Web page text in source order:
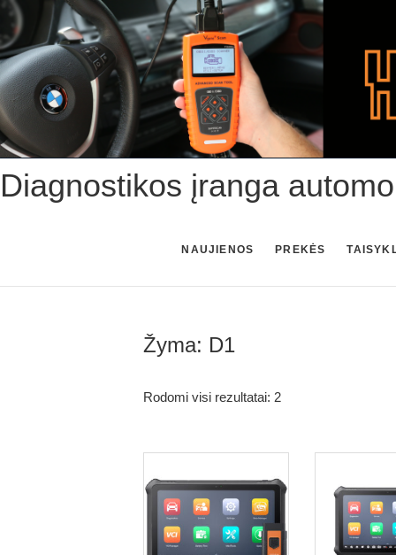
Skip
to
content
Diagnostikos įranga
NAUJIENOS PREKĖS
Žyma: D1
Rodomi visi rezultatai: 2